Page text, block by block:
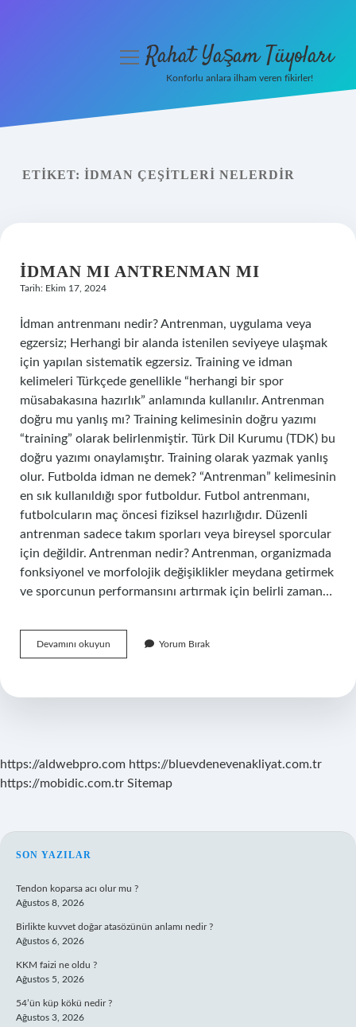
Yasal Uyarı
menüyüRahat Yaşam Tüyoları
Konforlu anlara ilham veren fikirler!
ETIKET: İDMAN ÇEŞITLERI NELERDIR
İDMAN MI ANTRENMAN MI
Tarih: Ekim 17, 2024
İdman antrenmanı nedir? Antrenman, uygulama veya
egzersiz; Herhangi bir alanda istenilen seviyeye ulaşmak
için yapılan sistematik egzersiz. Training ve idman
kelimeleri Türkçede genellikle “herhangi bir spor
müsabakasına hazırlık” anlamında kullanılır. Antrenman
doğru mu yanlış mı? Training kelimesinin doğru yazımı
“training” olarak belirlenmiştir. Türk Dil Kurumu (TDK) bu
doğru yazımı onaylamıştır. Training olarak yazmak yanlış
olur. Futbolda idman ne demek? “Antrenman” kelimesinin
en sık kullanıldığı spor futboldur. Futbol antrenmanı,
futbolcuların maç öncesi fiziksel hazırlığıdır. Düzenli
antrenman sadece takım sporları veya bireysel sporcular
için değildir. Antrenman nedir? Antrenman, organizmada
fonksiyonel ve morfolojik değişiklikler meydana getirmek
ve sporcunun performansını artırmak için belirli zaman…
Devamını okuyun
Mı
Yorum Bırak
https://aldwebpro.com https://bluevdenevenakliyat.com.tr
https://mobidic.com.tr Sitemap
SIDEBAR
SON YAZILAR
Tendon koparsa acı olur mu ?
Ağustos 8, 2026
Birlikte kuvvet doğar atasözünün anlamı nedir ?
Ağustos 6, 2026
KKM faizi ne oldu ?
Ağustos 5, 2026
54’ün küp kökü nedir ?
Ağustos 3, 2026